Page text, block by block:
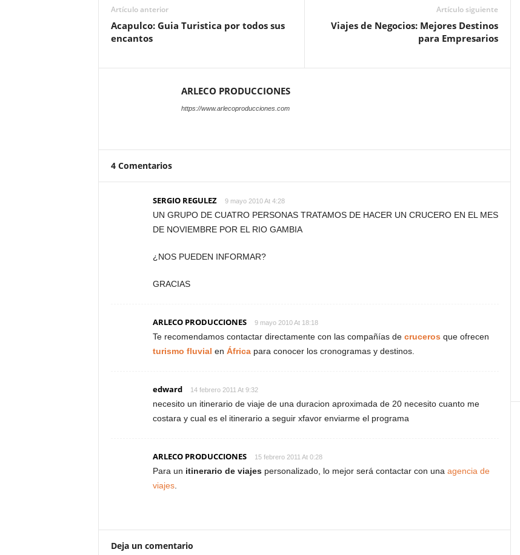
Artículo anterior
Acapulco: Guia Turistica por todos sus
encantos
Artículo siguiente
Viajes de Negocios: Mejores Destinos
para Empresarios
ARLECO PRODUCCIONES
https://www.arlecoproducciones.com
4 Comentarios
SERGIO REGULEZ 9 mayo 2010 At 4:28
UN GRUPO DE CUATRO PERSONAS TRATAMOS DE HACER UN CRUCERO EN EL MES
DE NOVIEMBRE POR EL RIO GAMBIA
¿NOS PUEDEN INFORMAR?
GRACIAS
ARLECO PRODUCCIONES 9 mayo 2010 At 18:18
Te recomendamos contactar directamente con las compañías de cruceros que ofrecen
turismo fluvial en Áfricapara conocer los cronogramas y destinos.
edward 14 febrero 2011 At 9:32
necesito un itinerario de viaje de una duracion aproximada de 20 necesito cuanto me
costara y cual es el itinerario a seguir xfavor enviarme el programa
ARLECO PRODUCCIONES 15 febrero 2011 At 0:28
Para un itinerario de viajespersonalizado, lo mejor será contactar con una agencia de
viajes.
Deja un comentario